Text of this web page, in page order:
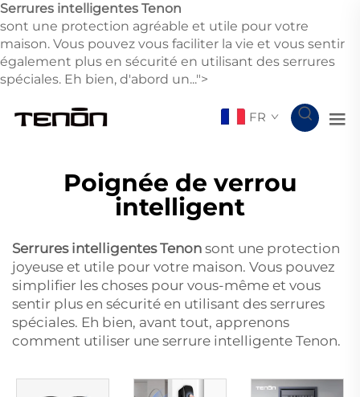
Serrures intelligentes Tenon
sont une protection agréable et utile pour votre
maison. Vous pouvez vous faciliter la vie et vous sentir
également plus en sécurité en utilisant des serrures
spéciales. Eh bien, d'abord un...">
FR
Poignée de verrou
intelligent
Serrures intelligentes Tenon sont une protection
joyeuse et utile pour votre maison. Vous pouvez
simplifier les choses pour vous-même et vous
sentir plus en sécurité en utilisant des serrures
spéciales. Eh bien, avant tout, apprenons
comment utiliser une serrure intelligente Tenon.